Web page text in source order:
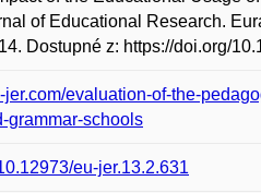
of Educational Research.
Dostupné z: https://doi.org/
jer.com/evaluation-of-the-
grammar-schools
eu-jer.13.2.631